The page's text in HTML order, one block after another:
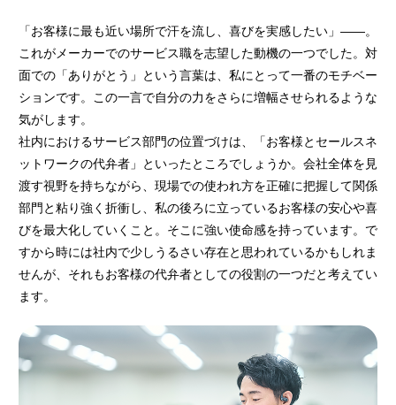
「お客様に最も近い場所で汗を流し、喜びを実感したい」――。
これがメーカーでのサービス職を志望した動機の一つでした。対
面での「ありがとう」という言葉は、私にとって一番のモチベー
ションです。この一言で自分の力をさらに増幅させられるような
気がします。
社内におけるサービス部門の位置づけは、「お客様とセールスネ
ットワークの代弁者」といったところでしょうか。会社全体を見
渡す視野を持ちながら、現場での使われ方を正確に把握して関係
部門と粘り強く折衝し、私の後ろに立っているお客様の安心や喜
びを最大化していくこと。そこに強い使命感を持っています。で
すから時には社内で少しうるさい存在と思われているかもしれま
せんが、それもお客様の代弁者としての役割の一つだと考えてい
ます。